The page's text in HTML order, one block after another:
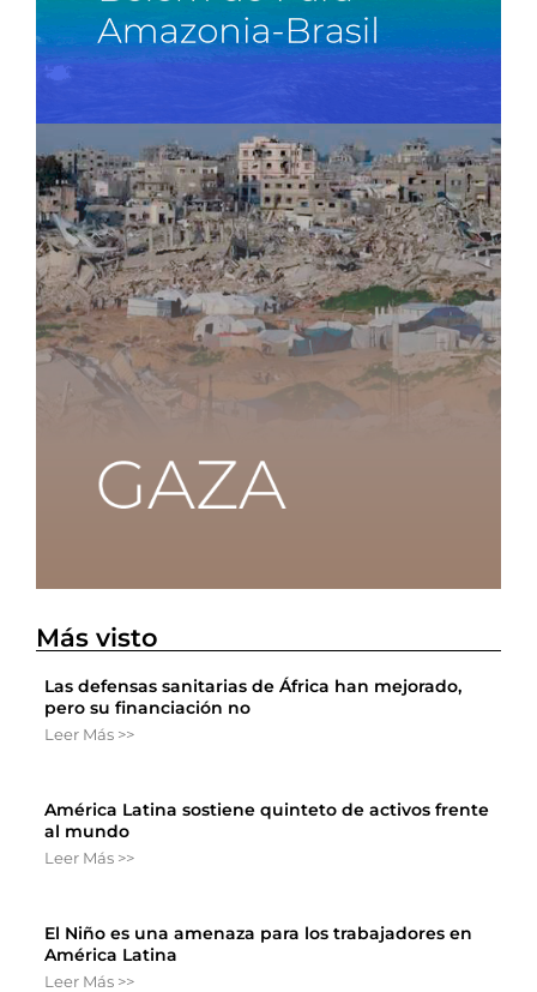
Más visto
Las defensas sanitarias de África han mejorado,
pero su financiación no
Leer Más >>
América Latina sostiene quinteto de activos frente
al mundo
Leer Más >>
El Niño es una amenaza para los trabajadores en
América Latina
Leer Más >>